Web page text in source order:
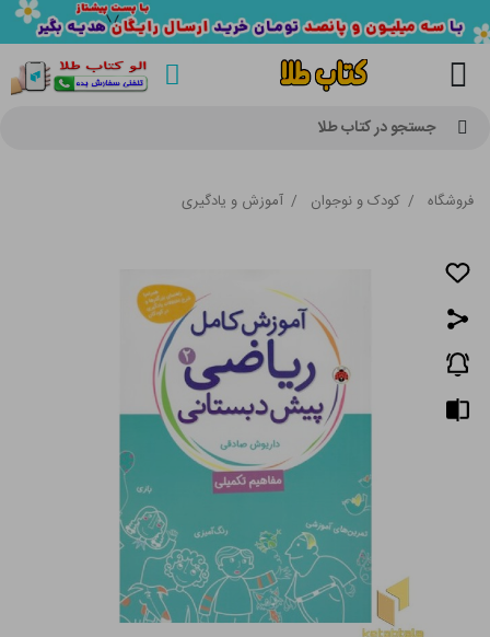
جستجو در کتاب طلا
فروشگاه / کودک و نوجوان / آموزش و یادگیری